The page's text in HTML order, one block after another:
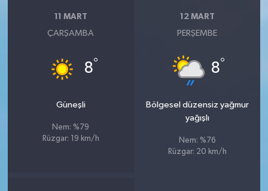
11 MART
ÇARŞAMBA
8°
Güneşli
Nem: %79
Rüzgar: 19 km/h
12 MART
PERŞEMBE
8°
Bölgesel düzensiz yağmur
yağışlı
Nem: %76
Rüzgar: 20 km/h